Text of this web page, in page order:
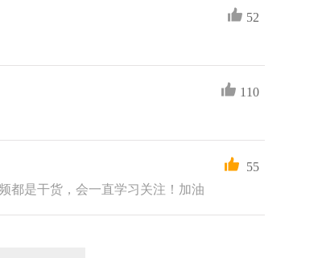
52
110
55
都是干货，会一直学习关注！加油